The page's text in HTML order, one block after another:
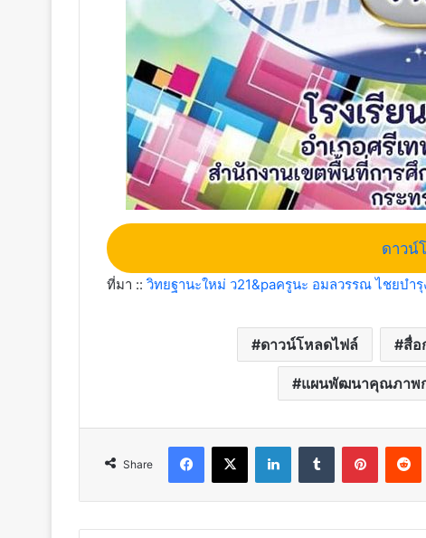
ดาวน์
ที่มา :: วิทยฐานะใหม่ ว21&paครูนะ อมลวรรณ ไชยบำรุ
ดาวน์โหลดไฟล์ สื่อ
แผนพัฒนาคุณภาพ
Share
Facebook
X LinkedInTumblr Pinterest